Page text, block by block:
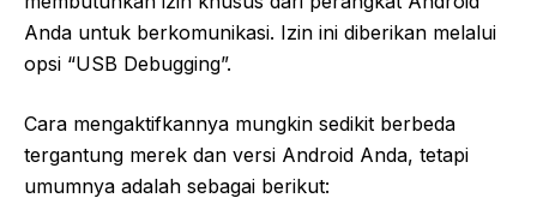
Anda untuk berkomunikasi. Izin ini diberikan melalui
opsi “USB Debugging”.
Cara mengaktifkannya mungkin sedikit berbeda
tergantung merek dan versi Android Anda, tetapi
umumnya adalah sebagai berikut: